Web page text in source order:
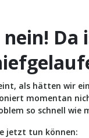
nein! Da
als hätten wir
momentan
so schnell wie
jetzt tun können: